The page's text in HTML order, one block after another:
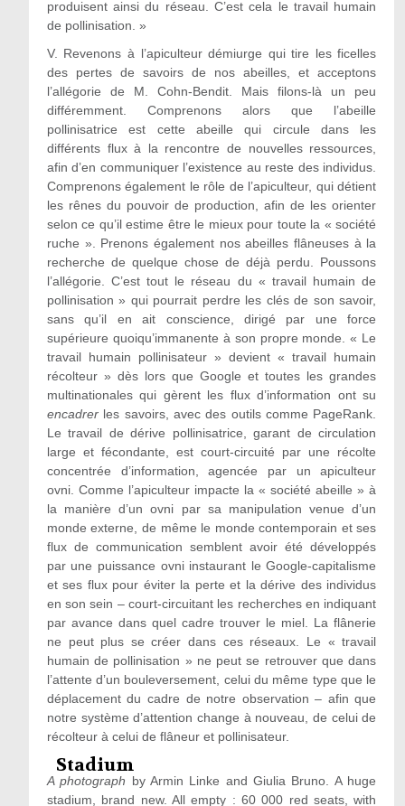
produisent ainsi du réseau. C’est cela le travail humain
de pollinisation. »
V. Revenons à l’apiculteur démiurge qui tire les ficelles
des pertes de savoirs de nos abeilles, et acceptons
l’allégorie de M. Cohn-Bendit. Mais filons-là un peu
différemment. Comprenons alors que l’abeille
pollinisatrice est cette abeille qui circule dans les
différents flux à la rencontre de nouvelles ressources,
afin d’en communiquer l’existence au reste des individus.
Comprenons également le rôle de l’apiculteur, qui détient
les rênes du pouvoir de production, afin de les orienter
selon ce qu’il estime être le mieux pour toute la « société
ruche ». Prenons également nos abeilles flâneuses à la
recherche de quelque chose de déjà perdu. Poussons
l’allégorie. C’est tout le réseau du « travail humain de
pollinisation » qui pourrait perdre les clés de son savoir,
sans qu’il en ait conscience, dirigé par une force
supérieure quoiqu’immanente à son propre monde. « Le
travail humain pollinisateur » devient « travail humain
récolteur » dès lors que Google et toutes les grandes
multinationales qui gèrent les flux d’information ont su
encadrerles savoirs, avec des outils comme PageRank.
Le travail de dérive pollinisatrice, garant de circulation
large et fécondante, est court-circuité par une récolte
concentrée d’information, agencée par un apiculteur
ovni. Comme l’apiculteur impacte la « société abeille » à
la manière d’un ovni par sa manipulation venue d’un
monde externe, de même le monde contemporain et ses
flux de communication semblent avoir été développés
par une puissance ovni instaurant le Google-capitalisme
et ses flux pour éviter la perte et la dérive des individus
en son sein – court-circuitant les recherches en indiquant
par avance dans quel cadre trouver le miel. La flânerie
ne peut plus se créer dans ces réseaux. Le « travail
humain de pollinisation » ne peut se retrouver que dans
l’attente d’un bouleversement, celui du même type que le
déplacement du cadre de notre observation – afin que
notre système d’attention change à nouveau, de celui de
récolteur à celui de flâneur et pollinisateur.
Stadium
A photograph by Armin Linke and Giulia Bruno. A huge
stadium, brand new. All empty : 60 000 red seats, with